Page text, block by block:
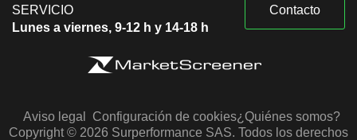
SERVICIO
Lunes a viernes, 9-12 h y 14-18 h
Contacto
Aviso legal Configuración de cookies¿Quiénes somos?
Copyright © 2026 Surperformance SAS. Todos los derechos